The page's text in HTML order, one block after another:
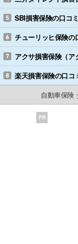
SBI損害保険の口コ
チューリッヒ保険の
アクサ損害保険（ア
楽天損害保険の口コ
自動車保険
PR